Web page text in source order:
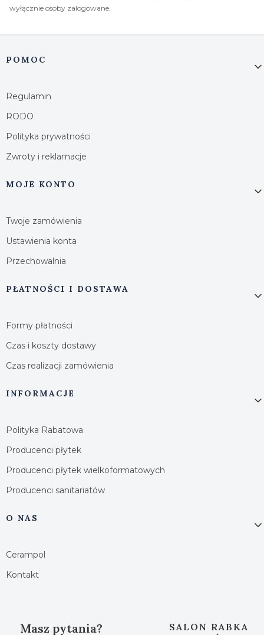
wyłącznie osoby zalogowane.
Linki w stopce
POMOC
Regulamin
RODO
Polityka prywatności
Zwroty i reklamacje
MOJE KONTO
Twoje zamówienia
Ustawienia konta
Przechowalnia
PŁATNOŚCI I DOSTAWA
Formy płatności
Czas i koszty dostawy
Czas realizacji zamówienia
INFORMACJE
Polityka Rabatowa
Producenci płytek
Producenci płytek wielkoformatowych
Producenci sanitariatów
O NAS
Cerampol
Kontakt
Masz pytania?
SALON RABKA